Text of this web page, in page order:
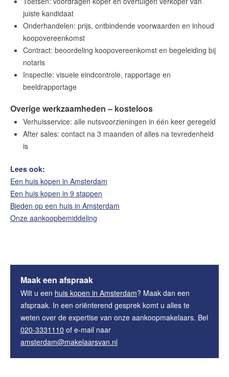
English?
juiste kandidaat
Onderhandelen: prijs, ontbindende voorwaarden en inhoud
koopovereenkomst
Contract: beoordeling koopovereenkomst en begeleiding bij
notaris
Inspectie: visuele eindcontrole, rapportage en
beeldrapportage
Overige werkzaamheden – kosteloos
Verhuisservice: alle nutsvoorzieningen in één keer geregeld
After sales: contact na 3 maanden of alles na tevredenheid
is
Lees ook:
Een huis kopen in Amsterdam
Een huis kopen in 9 stappen
Bieden op een huis in Amsterdam
Onze aankoopbemiddeling
Maak een afspraak
Wilt u een huis kopen in Amsterdam? Maak dan een
afspraak. In een oriënterend gesprek komt u alles te
weten over de expertise van onze aankoopmakelaars. Bel
020-3331110 of e-mail naar
amsterdam@makelaarsvan.nl